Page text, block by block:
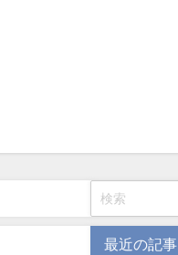
最近の記事